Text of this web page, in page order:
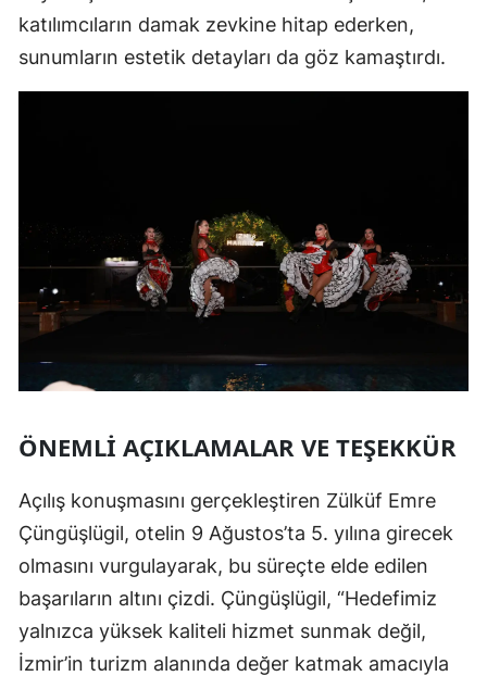
katılımcıların damak zevkine hitap ederken,
sunumların estetik detayları da göz kamaştırdı.
ÖNEMLI AÇIKLAMALAR VE TEŞEKKÜR
Açılış konuşmasını gerçekleştiren Zülküf Emre
Çüngüşlügil, otelin 9 Ağustos’ta 5. yılına girecek
olmasını vurgulayarak, bu süreçte elde edilen
başarıların altını çizdi. Çüngüşlügil, “Hedefimiz
yalnızca yüksek kaliteli hizmet sunmak değil,
İzmir’in turizm alanında değer katmak amacıyla